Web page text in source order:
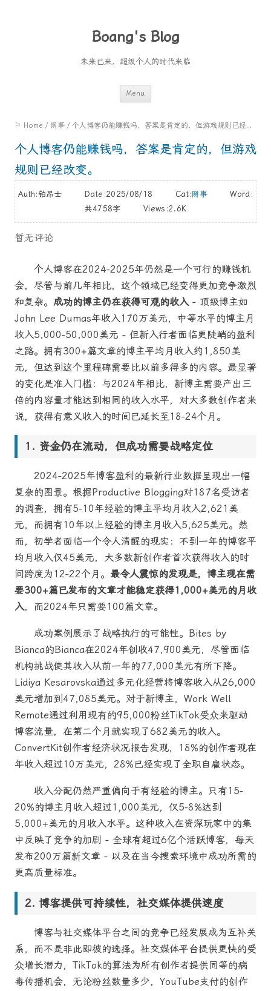
Boang's Blog
未来已来，超级个人的时代来临
Menu
content
⚐ Home / 网事 / 个人博客仍能赚钱吗，答案是肯定的，但游戏规则已经改变。
个人博客仍能赚钱吗，答案是肯定的，但游戏
规则已经改变。
Auth:铂昂士 Date:2025/08/18 Cat: 网事Word:
共4758字 Views:2.6K
暂无评论
个人博客在2024-2025年仍然是一个可行的赚钱机
会，尽管与前几年相比，这个领域已经变得更加竞争激烈
和复杂。 成功的博主仍在获得可观的收入- 顶级博主如
John Lee Dumas年收入170万美元，中等水平的博主月
收入5,000-50,000美元 - 但新入行者面临更陡峭的盈利
之路。拥有300+篇文章的博主平均月收入约1,850美
元，但达到这个里程碑需要比以前多得多的内容。最显著
的变化是准入门槛：与2024年相比，新博主需要产出三
倍的内容量才能达到相同的收入水平，对大多数创作者来
说，获得有意义收入的时间已延长至18-24个月。
资金仍在流动，但成功需要战略定位
2024-2025年博客盈利的最新行业数据呈现出一幅
复杂的图景。根据Productive Blogging对187名受访者
的调查，拥有5-10年经验的博主平均月收入2,621美
元，而拥有10年以上经验的博主月收入5,625美元。然
而，初学者面临一个令人清醒的现实：不到一年的博客平
均月收入仅45美元，大多数新创作者首次获得收入的时
间跨度为12-22个月。 最令人震惊的发现是，博主现在需
要300+篇已发布的文章才能稳定获得1,000+美元的月收
入，而2024年只需要100篇文章。
成功案例展示了战略执行的可能性。Bites by
Bianca的Bianca在2024年创收47,900美元，尽管面临
机构挑战使其收入从前一年的77,000美元有所下降。
Lidiya Kesarovska通过多元化经营将博客收入从26,000
美元增加到47,085美元。对于新博主，Work Well
Remote通过利用现有的95,000粉丝TikTok受众来驱动
博客流量，在第二个月就实现了682美元的收入。
ConvertKit创作者经济状况报告发现，18%的创作者现在
年收入超过10万美元，28%已经实现了全职自雇状态。
收入分配仍然严重偏向于有经验的博主。只有15-
20%的博主月收入超过1,000美元，仅5-8%达到
5,000+美元的月收入水平。这种收入在资深玩家中的集
中反映了竞争的加剧 - 全球有超过6亿个活跃博客，每天
发布200万篇新文章 - 以及在当今搜索环境中成功所需的
更高质量标准。
博客提供可持续性，社交媒体提供速度
博客与社交媒体平台之间的竞争已经发展成为互补关
系，而不是非此即彼的选择。社交媒体平台提供更快的受
众增长潜力，TikTok的算法为所有创作者提供同等的病
毒传播机会，无论粉丝数量多少，YouTube支付的创作